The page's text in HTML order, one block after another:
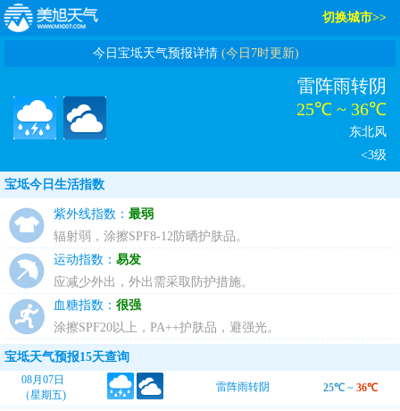
切换城市>>
今日宝坻天气预报详情(今日7时更新)
雷阵雨转阴
25℃ ~ 36℃
东北风
<3级
宝坻今日生活指数
紫外线指数： 最弱
辐射弱，涂擦SPF8-12防晒护肤品。
运动指数： 易发
应减少外出，外出需采取防护措施。
血糖指数： 很强
涂擦SPF20以上，PA++护肤品，避强光。
宝坻天气预报15天查询
08月07日
（星期五)
雷阵雨转阴 25℃~ 36℃